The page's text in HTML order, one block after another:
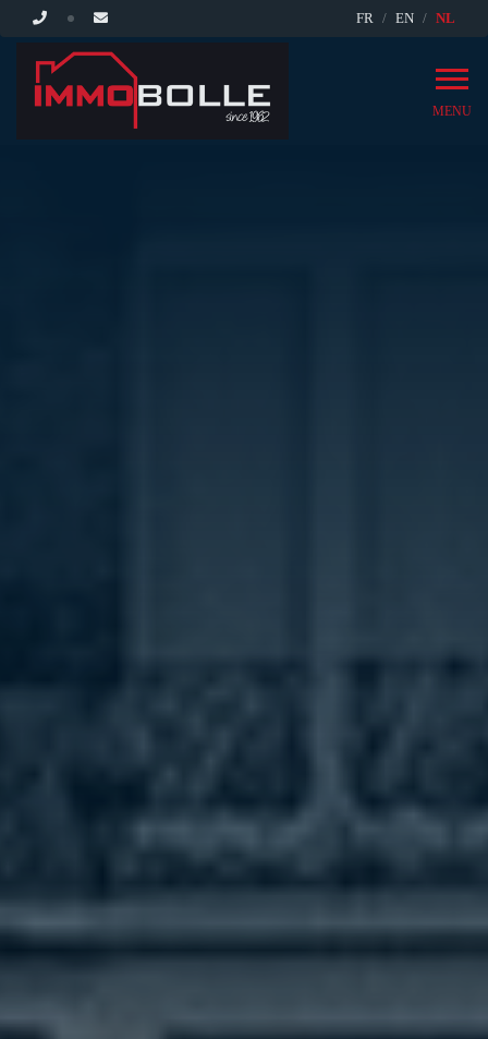
FR EN NL
MENU